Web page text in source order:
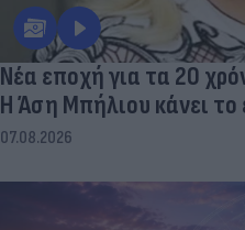
Νέα εποχή για τα 20
Η Άση Μπήλιου κάνει
07.08.2026